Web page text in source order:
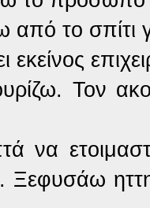
το σπίτι
εκείνος
Τον
να
Ξεφυσάω